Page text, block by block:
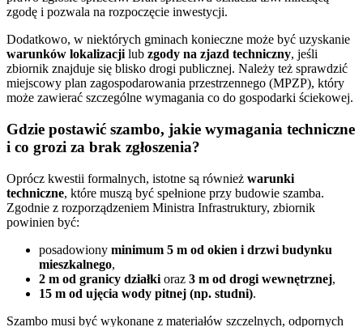
zgodę i pozwala na rozpoczęcie inwestycji.
Dodatkowo, w niektórych gminach konieczne może być uzyskanie
warunków lokalizacji lub zgody na zjazd techniczny, jeśli
zbiornik znajduje się blisko drogi publicznej. Należy też sprawdzić
miejscowy plan zagospodarowania przestrzennego (MPZP), który
może zawierać szczególne wymagania co do gospodarki ściekowej.
Gdzie postawić szambo, jakie wymagania techniczne
i co grozi za brak zgłoszenia?
Oprócz kwestii formalnych, istotne są również warunki
techniczne, które muszą być spełnione przy budowie szamba.
Zgodnie z rozporządzeniem Ministra Infrastruktury, zbiornik
powinien być:
posadowiony minimum 5 m od okien i drzwi budynku
mieszkalnego,
2 m od granicy działki oraz 3 m od drogi wewnętrznej,
15 m od ujęcia wody pitnej (np. studni).
Szambo musi być wykonane z materiałów szczelnych, odpornych